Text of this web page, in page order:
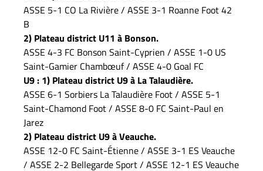
ASSE 5-1 CO La Rivière / ASSE 3-1 Roanne Foot 42
B
2) Plateau district U11 à Bonson.
ASSE 4-3 FC Bonson Saint-Cyprien / ASSE 1-0 US
Saint-Gamier Chambœuf / ASSE 4-0 Goal FC
U9 : 1) Plateau district U9 à La Talaudière.
ASSE 6-1 Sorbiers La Talaudière Foot / ASSE 5-1
Saint-Chamond Foot / ASSE 8-0 FC Saint-Paul en
Jarez
2) Plateau district U9 à Veauche.
ASSE 12-0 FC Saint-Étienne / ASSE 3-1 ES Veauche
/ ASSE 2-2 Bellegarde Sport / ASSE 12-1 ES Veauche